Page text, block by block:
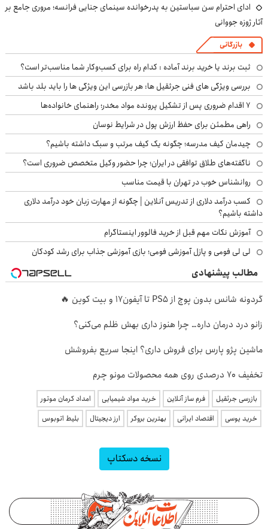
ادای احترام سن سباستین به پدرخوانده سینمای جنایی فرانسه؛ مروری جامع بر
آثار ژوزه جووانی
بازرگانی
ثبت برند یا خرید برند آماده : کدام راه برای کسب‌وکار شما مناسب‌تر است؟
بررسی ویژگی های فنی جرثقیل ها: هر بازرسی این ویژگی ها را باید بلد باشد
۷ اقدام ضروری پس از تشکیل پرونده مواد مخدر؛ راهنمای خانواده‌ها
راهی مطمئن برای حفظ ارزش پول در شرایط نوسان
چیدمان کیف مدرسه؛ چگونه یک کیف مرتب و سبک داشته باشیم؟
ناگفته‌های طلاق توافقی در ایران؛ چرا حضور وکیل متخصص ضروری است؟
روانشناس خوب در تهران با قیمت مناسب
کسب درآمد دلاری از تدریس آنلاین | چگونه از مهارت زبان خود درآمد دلاری
داشته باشیم؟
آموزش نکات مهم قبل از خرید فالوور اینستاگرام
لی لی فومی و پازل آموزشی فومی؛ بازی آموزشی جذاب برای رشد کودکان
مطالب پیشنهادی
گردونه شانس بدون پوچ از PS5 تا آیفون17 و بیت کوین 🔥
زانو درد درمان داره… چرا هنوز داری بهش ظلم می‌کنی؟
ماشین پژو پارس برای فروش داری؟ اینجا سریع بفروشش
تخفیف 70 درصدی روی همه محصولات مونو چرم
بازرسی جرثقیل فرم ساز آنلاین خرید مواد شیمیایی
امداد کرمان موتور
خرید یوسی
اقتصاد ایرانی بهترین بروکر ارز دیجیتال بلیط اتوبوس
نسخه دسکتاپ